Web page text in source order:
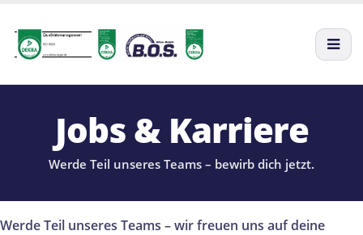
Jobs & Karriere
Werde Teil unseres Teams – bewirb dich jetzt.
Werde Teil unseres Teams – wir freuen uns auf deine